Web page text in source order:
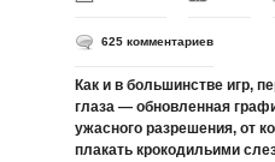
625 комментариев
Как и в большинстве игр,
глаза — обновленная
ужасного разрешения, от
плакать крокодильими